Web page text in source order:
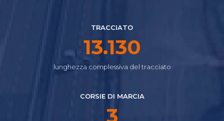
TRACCIATO
14.645
lunghezza complessiva del tracciato
CORSIE DI MARCIA
3